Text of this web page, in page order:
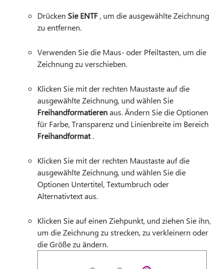
Drücken Sie ENTF , um die ausgewählte Zeichnung
zu entfernen.
Verwenden Sie die Maus- oder Pfeiltasten, um die
Zeichnung zu verschieben.
Klicken Sie mit der rechten Maustaste auf die
ausgewählte Zeichnung, und wählen Sie
Freihandformatierenaus. Ändern Sie die Optionen
für Farbe, Transparenz und Linienbreite im Bereich
Freihandformat.
Klicken Sie mit der rechten Maustaste auf die
ausgewählte Zeichnung, und wählen Sie die
Optionen Untertitel, Textumbruch oder
Alternativtext aus.
Klicken Sie auf einen Ziehpunkt, und ziehen Sie ihn,
um die Zeichnung zu strecken, zu verkleinern oder
die Größe zu ändern.